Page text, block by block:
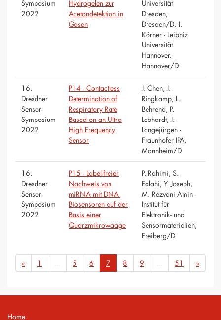
Symposium
2022
Hydrogelen zur
Acetondetektion in
Gasen
Universität
Dresden,
Dresden/D, J.
Körner - Leibniz
Universität
Hannover,
Hannover/D
16.
Dresdner
Sensor-
Symposium
2022
P14 - Contactless
Determination of
Respiratory Rate
Based on an Ultra
High Frequency
Sensor
J. Chen, J.
Ringkamp, L.
Behrend, P.
Lebhardt, J.
Langejürgen -
Fraunhofer IPA,
Mannheim/D
16.
Dresdner
Sensor-
Symposium
2022
P15 - Label-freier
Nachweis von
miRNA mit DNA-
Biosensoren auf der
Basis einer
Quarzmikrowaage
P. Rahimi, S.
Falahi, Y. Joseph,
M. Rezvani Amin -
Institut für
Elektronik- und
Sensormaterialien,
Freiberg/D
« 1 ... 5 6 7 8 9 ... 51 »
Home